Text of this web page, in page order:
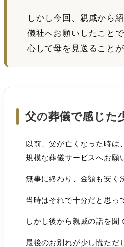
しかし今回、親戚から
儀社へお願いしたこと
心して母を見送ることが
父の葬儀で感じた
以前、父が亡くなった時は
規模な葬儀サービスへお願
無事に終わり、金額も安く
当時はそれで十分だと思っ
しかし後から親戚の話を聞
最後のお別れが少し慌ただ